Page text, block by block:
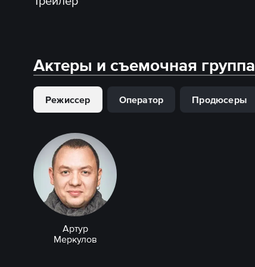
Актеры и съемочная группа
Режиссер Оператор Продюсеры
Артур
Меркулов